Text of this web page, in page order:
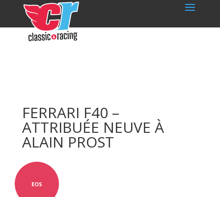
FERRARI F40 –
ATTRIBUÉE NEUVE À
ALAIN PROST
EOS